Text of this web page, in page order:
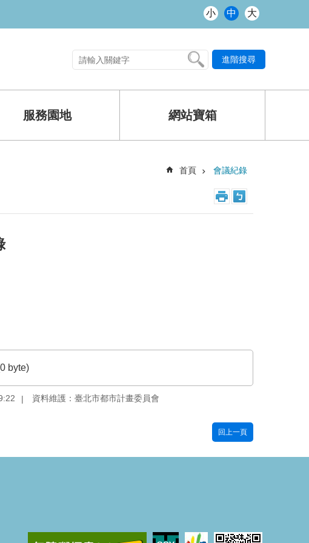
小 中 大
進階搜尋
服務園地 網站寶箱
首頁 會議紀錄
byte)
資料維護：臺北市都市計畫委員會
回上一頁